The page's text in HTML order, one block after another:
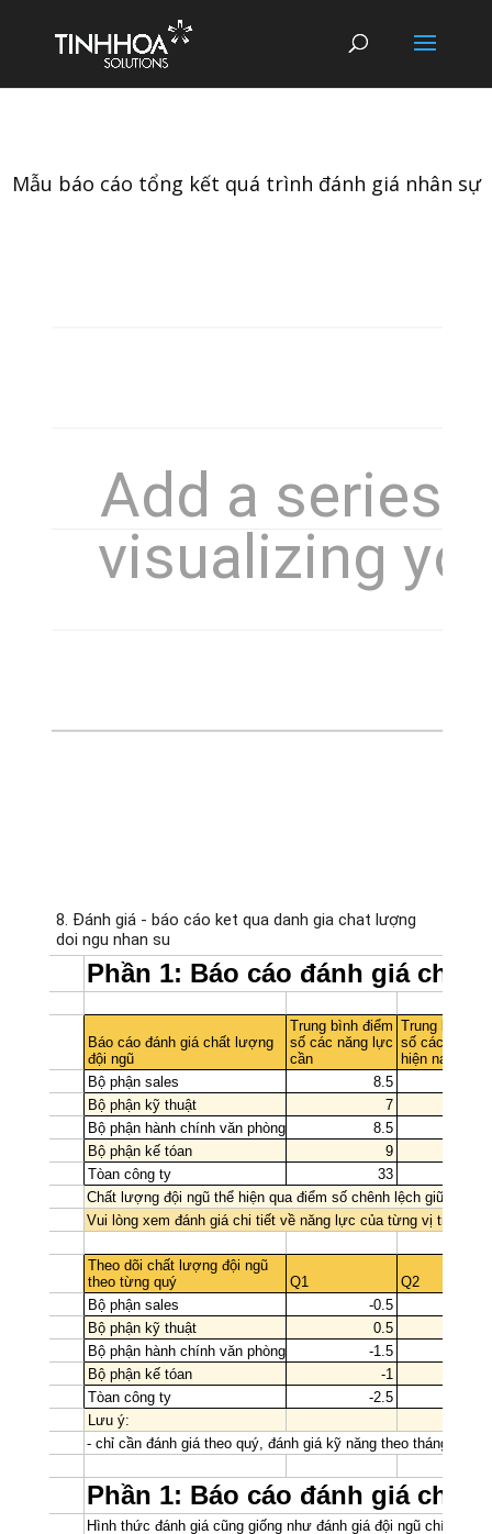
Mẫu báo cáo tổng kết quá trình đánh giá nhân sự